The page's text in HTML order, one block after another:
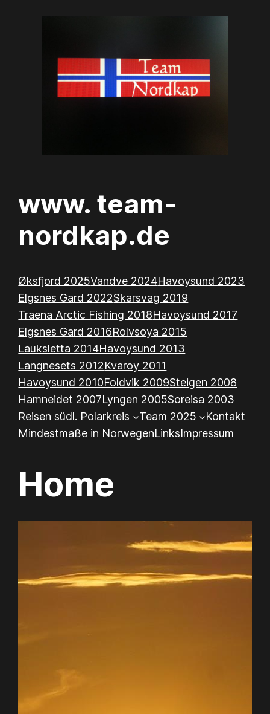
www. team-
nordkap.de
Øksfjord 2025Vandve 2024Havoysund 2023
Elgsnes Gard 2022Skarsvag 2019
Traena Arctic Fishing 2018Havoysund 2017
Elgsnes Gard 2016Rolvsoya 2015
Lauksletta 2014Havoysund 2013
Langnesets 2012Kvaroy 2011
Havoysund 2010Foldvik 2009Steigen 2008
Hamneidet 2007Lyngen 2005Soreisa 2003
Reisen südl. Polarkreis
Team 2025
Kontakt
Mindestmaße in NorwegenLinksImpressum
Home